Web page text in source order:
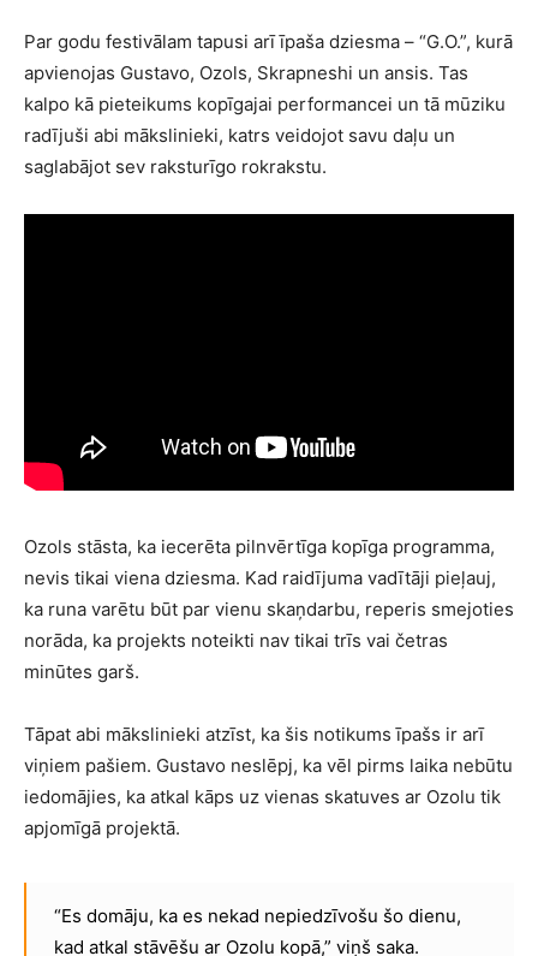
Par godu festivālam tapusi arī īpaša dziesma – “G.O.”, kurā
apvienojas Gustavo, Ozols, Skrapneshi un ansis. Tas
kalpo kā pieteikums kopīgajai performancei un tā mūziku
radījuši abi mākslinieki, katrs veidojot savu daļu un
saglabājot sev raksturīgo rokrakstu.
Ozols stāsta, ka iecerēta pilnvērtīga kopīga programma,
nevis tikai viena dziesma. Kad raidījuma vadītāji pieļauj,
ka runa varētu būt par vienu skaņdarbu, reperis smejoties
norāda, ka projekts noteikti nav tikai trīs vai četras
minūtes garš.
Tāpat abi mākslinieki atzīst, ka šis notikums īpašs ir arī
viņiem pašiem. Gustavo neslēpj, ka vēl pirms laika nebūtu
iedomājies, ka atkal kāps uz vienas skatuves ar Ozolu tik
apjomīgā projektā.
“Es domāju, ka es nekad nepiedzīvošu šo dienu,
kad atkal stāvēšu ar Ozolu kopā,” viņš saka.